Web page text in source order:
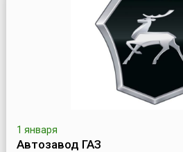
1 января
Автозавод ГАЗ